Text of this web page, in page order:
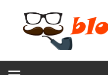
content
Haber,